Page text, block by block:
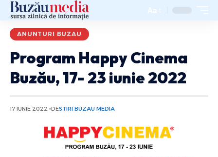
Aa
ANUNTURI BUZAU
Program Happy Cinema
Buzău, 17- 23 iunie 2022
17 IUNIE 2022 DESTIRI BUZAU MEDIA